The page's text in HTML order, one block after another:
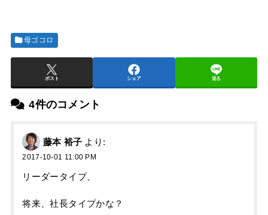
母ゴコロ
ポスト シェア 送る
4件のコメント
藤本 裕子 より:
2017-10-01 11:00 PM
リーダータイプ、
将来、社長タイプかな？